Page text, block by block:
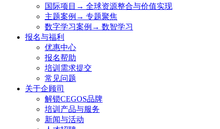
国际项目→ 全球资源整合与价值实现
主题案例→ 专题聚焦
数字学习案例→ 数智学习
报名与福利
优惠中心
报名帮助
培训需求提交
常见问题
关于企顾司
解锁CEGOS品牌
培训产品与服务
新闻与活动